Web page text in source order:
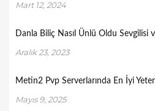
Mart 12, 2024
Danla Biliç Nasıl Ünlü Oldu Sevgilisi ve
Aralık 23, 2023
Metin2 Pvp Serverlarında En İyi
Mayıs 9, 2025